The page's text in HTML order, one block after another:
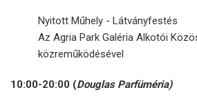
Nyitott Műhely - Látványfestés
Az Agria Park Galéria Alkotói
közreműködésével
10:00-20:00 (Douglas Parfüméria)